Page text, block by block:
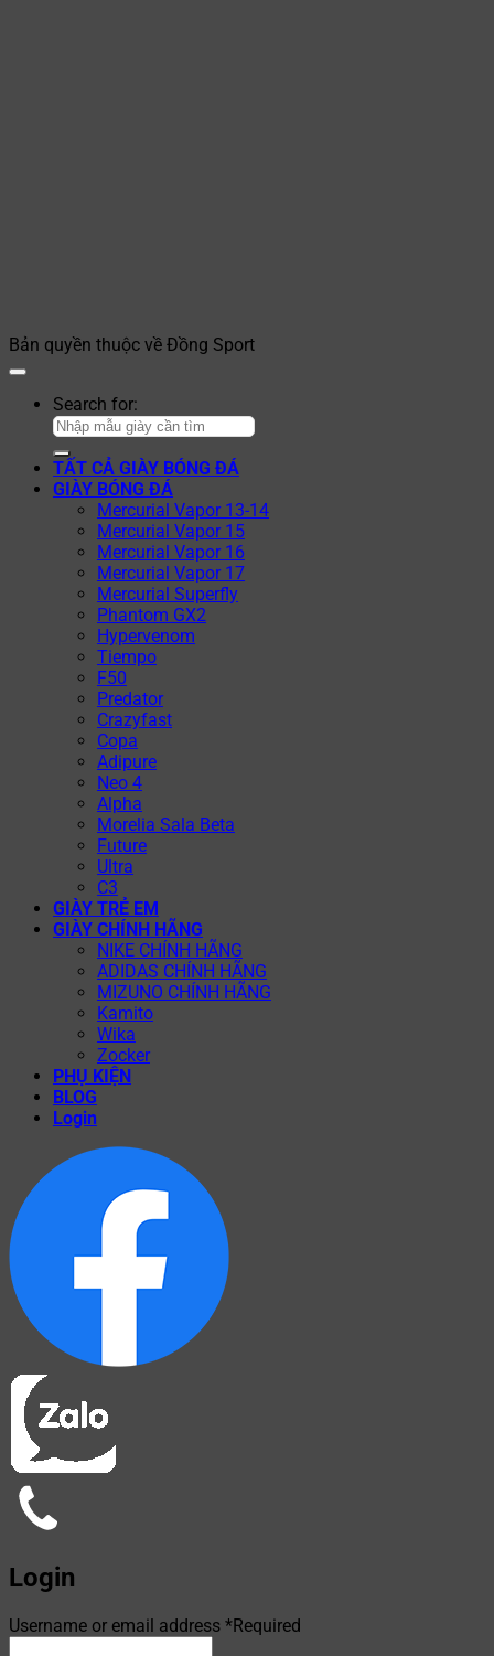
Bản quyền thuộc về Đồng Sport
Search for:
TẤT CẢ GIÀY BÓNG ĐÁ
GIÀY BÓNG ĐÁ
Mercurial Vapor 13-14
Mercurial Vapor 15
Mercurial Vapor 16
Mercurial Vapor 17
Mercurial Superfly
Phantom GX2
Hypervenom
Tiempo
F50
Predator
Crazyfast
Copa
Adipure
Neo 4
Alpha
Morelia Sala Beta
Future
Ultra
C3
GIÀY TRẺ EM
GIÀY CHÍNH HÃNG
NIKE CHÍNH HÃNG
ADIDAS CHÍNH HÃNG
MIZUNO CHÍNH HÃNG
Kamito
Wika
Zocker
PHỤ KIỆN
BLOG
Login
Login
Username or email address *Required